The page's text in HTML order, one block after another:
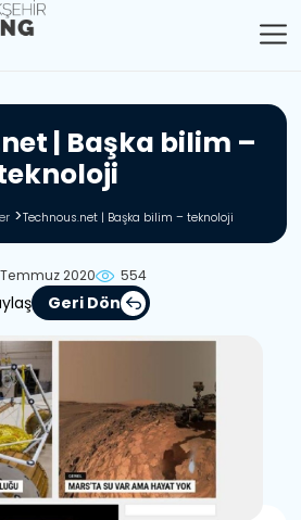
net | Başka bilim –
eknoloji
Technous.net | Başka bilim – teknoloji
2020 554
Geri Dön